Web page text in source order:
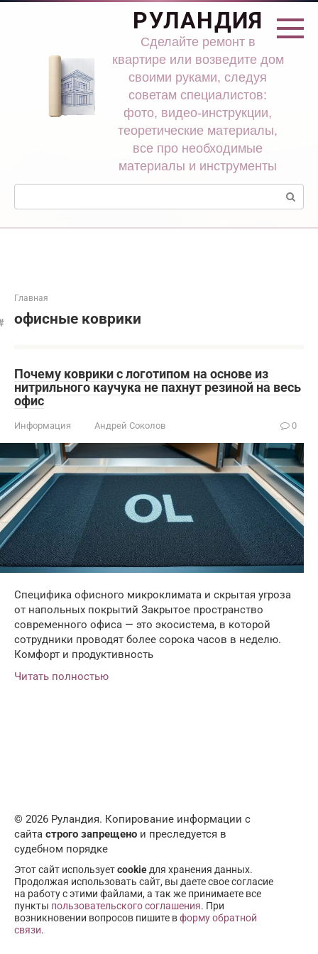
Перейти
РУЛАНДИЯ
Сделайте ремонт в
квартире или возведите дом
своими руками, следуя
советам специалистов:
фото, видео-инструкции,
теоретические материалы,
все про необходимые
материалы и инструменты
Поиск:
Главная
офисные коврики
Почему коврики с логотипом на основе из
нитрильного каучука не пахнут резиной на весь
офис
Информация Андрей Соколов 0
Специфика офисного микроклимата и скрытая угроза
от напольных покрытий Закрытое пространство
современного офиса — это экосистема, в которой
сотрудники проводят более сорока часов в неделю.
Комфорт и продуктивность
Читать полностью
© 2026 Руландия. Копирование информации с
сайта строго запрещено и преследуется в
судебном порядке
Этот сайт используетcookieдля хранения данных.
Продолжая использовать сайт, вы даете свое согласие
на работу с этими файлами, а так же принимаете все
пункты пользовательского соглашения. При
возникновении вопросов пишите вформу обратной
связи.